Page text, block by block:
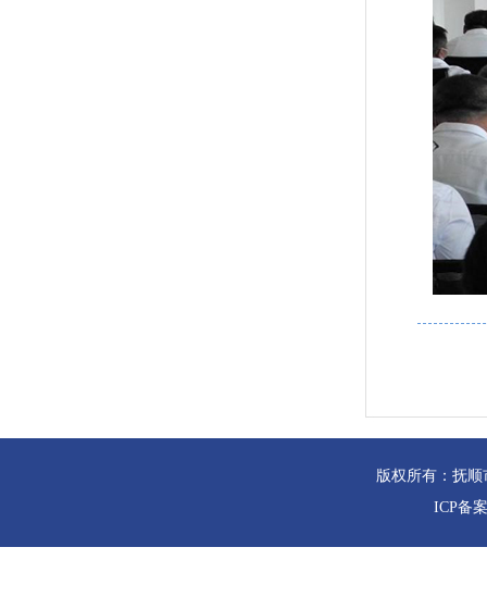
版权所有：抚
ICP备